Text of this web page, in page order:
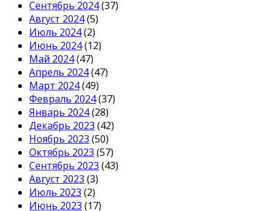
Сентябрь 2024(37)
Август 2024(5)
Июль 2024(2)
Июнь 2024(12)
Май 2024(47)
Апрель 2024(47)
Март 2024(49)
Февраль 2024(37)
Январь 2024(28)
Декабрь 2023 (42)
Ноябрь 2023 (50)
Октябрь 2023 (57)
Сентябрь 2023 (43)
Август 2023 (3)
Июль 2023 (2)
Июнь 2023 (17)